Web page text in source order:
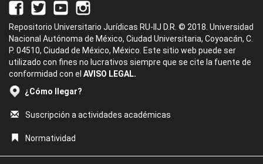
Repositorio Universitario Jurídicas RU-IIJ D.R. © 2018. Universidad
Nacional Autónoma de México, Ciudad Universitaria, Coyoacán, C.
P. 04510, Ciudad de México, México. Este sitio web puede ser
utilizado con fines no lucrativos siempre que se cite la fuente de
conformidad con el AVISO LEGAL.
¿Cómo llegar?
Suscripción a actividades académicas
Normatividad